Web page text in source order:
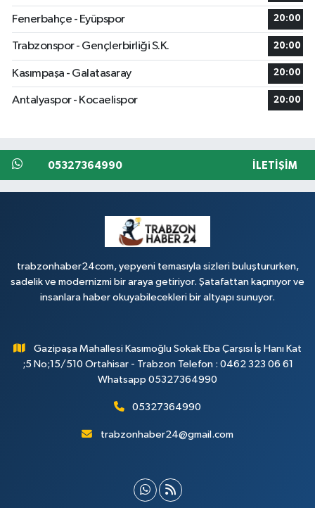
Fenerbahçe - Eyüpspor 20:00
Trabzonspor - Gençlerbirliği S.K. 20:00
Kasımpaşa - Galatasaray 20:00
Antalyaspor - Kocaelispor 20:00
05327364990 İLETIŞIM
trabzonhaber24com, yepyeni temasıyla sizleri buluştururken,
sadelik ve modernizmi bir araya getiriyor. Şatafattan kaçınıyor ve
insanlara haber okuyabilecekleri bir altyapı sunuyor.
Gazipaşa Mahallesi Kasımoğlu Sokak Eba Çarşısı İş Hanı Kat
;5 No;15/510 Ortahisar - Trabzon Telefon : 0462 323 06 61
Whatsapp 05327364990
05327364990
trabzonhaber24@gmail.com